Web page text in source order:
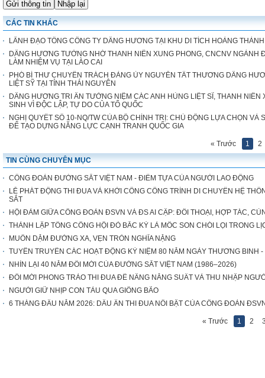
CÁC TIN KHÁC
LÃNH ĐẠO TỔNG CÔNG TY DÂNG HƯƠNG TẠI KHU DI TÍCH HOÀNG
DÂNG HƯƠNG TƯỞNG NHỚ THANH NIÊN XUNG PHONG, CNCNV NGÀNH
LÀM NHIỆM VỤ TẠI LÀO CAI
PHÓ BÍ THƯ CHUYÊN TRÁCH ĐẢNG ỦY NGUYỄN TẤT THƯƠNG DÂNG
LIỆT SỸ TẠI TỈNH THÁI NGUYÊN
DÂNG HƯƠNG TRI ÂN TƯỞNG NIỆM CÁC ANH HÙNG LIỆT SĨ, THANH
SINH VÌ ĐỘC LẬP, TỰ DO CỦA TỔ QUỐC
NGHỊ QUYẾT SỐ 10-NQ/TW CỦA BỘ CHÍNH TRỊ: CHỦ ĐỘNG LỰA CHỌN VÀ
ĐỂ TẠO DỰNG NĂNG LỰC CẠNH TRANH QUỐC GIA
« Trước 1
2
TIN CÙNG CHUYÊN MỤC
CÔNG ĐOÀN ĐƯỜNG SẮT VIỆT NAM - ĐIỂM TỰA CỦA NGƯỜI LAO ĐỘNG
LỄ PHÁT ĐỘNG THI ĐUA VÀ KHỞI CÔNG CÔNG TRÌNH DI CHUYỂN HỆ
SẮT
HỘI ĐÀM GIỮA CÔNG ĐOÀN ĐSVN VÀ ĐS AI CẬP: ĐỐI THOẠI, HỢP TÁC,
THÀNH LẬP TỔNG CÔNG HỘI ĐỎ BẮC KỲ LÀ MỐC SON CHÓI LỌI TRONG
MUÔN DẶM ĐƯỜNG XA, VẸN TRÒN NGHĨA NẶNG
TUYÊN TRUYỀN CÁC HOẠT ĐỘNG KỶ NIỆM 80 NĂM NGÀY THƯƠNG BINH
NHÌN LẠI 40 NĂM ĐỔI MỚI CỦA ĐƯỜNG SẮT VIỆT NAM (1986–2026)
ĐỔI MỚI PHONG TRÀO THI ĐUA ĐỂ NÂNG NĂNG SUẤT VÀ THU NHẬP
NGƯỜI GIỮ NHỊP CON TÀU QUA GIÔNG BÃO
6 THÁNG ĐẦU NĂM 2026: DẤU ẤN THI ĐUA NỔI BẬT CỦA CÔNG ĐOÀN
« Trước 1 2